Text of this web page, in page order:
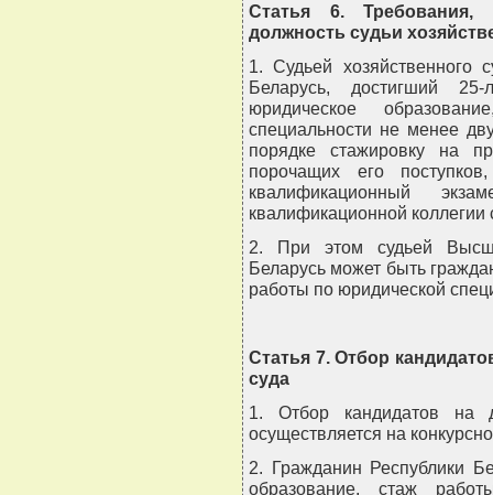
Статья 6.
должность судьи
1. Судьей хозяйственного
Беларусь, достигший
юридическое
специальности не менее
порядке стажировку на
порочащих его
квалификационный
квалификационной коллегии
2. При этом судьей
Беларусь может быть
работы по юридической
Статья 7. Отбор
суда
1. Отбор кандидатов на
осуществляется на
2. Гражданин Республики
образование, стаж